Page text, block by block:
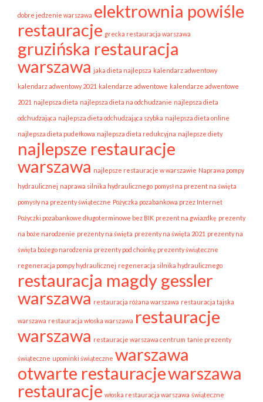
dobre jedzenie warszawa elektrownia powiśle
restauracje grecka restauracja warszawa
gruzińska restauracja
warszawa jaka dieta najlepsza kalendarz adwentowy
kalendarz adwentowy 2021 kalendarze adwentowe kalendarze adwentowe
2021 najlepsza dieta najlepsza dieta na odchudzanie najlepsza dieta
odchudzająca najlepsza dieta odchudzająca szybka najlepsza dieta online
najlepsza dieta pudełkowa najlepsza dieta redukcyjna najlepsze diety
najlepsze restauracje
warszawa najlepsze restauracje w warszawie Naprawa pompy
hydraulicznej naprawa silnika hydraulicznego pomysł na prezent na święta
pomysły na prezenty świąteczne Pożyczka pozabankowa przez Internet
Pożyczki pozabankowe długoterminowe bez BIK prezent na gwiazdkę prezenty
na boże narodzenie prezenty na święta prezenty na święta 2021 prezenty na
święta bożego narodzenia prezenty pod choinkę prezenty świąteczne
regeneracja pompy hydraulicznej regeneracja silnika hydraulicznego
restauracja magdy gessler
warszawa restauracja różana warszawa restauracja tajska
warszawa restauracja włoska warszawa restauracje
warszawa restauracje warszawa centrum tanie prezenty
świąteczne upominki świąteczne warszawa
otwarte restauracjewarszawa
restauracje włoska restauracja warszawa świąteczne